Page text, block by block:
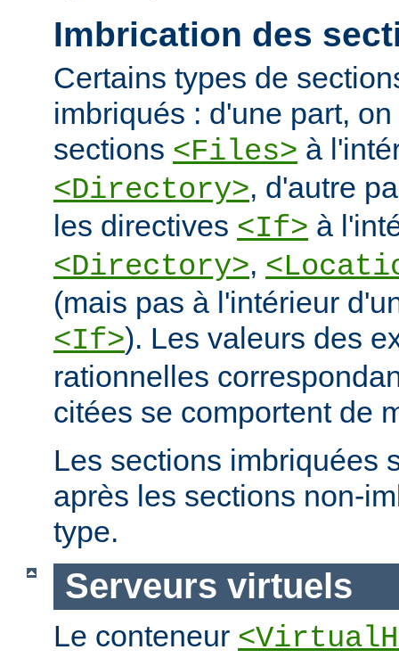
Imbrication des
Certains types de
imbriqués : d'une part,
sections <Files> à
<Directory>, d'autre
les directives <If> à
<Directory>,
(mais pas à l'intérieur
<If>). Les valeurs des
rationnelles
citées se comportent de
Les sections imbriquées
après les sections non-
type.
Serveurs virtuels
Le conteneur